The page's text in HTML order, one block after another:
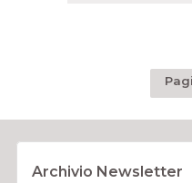
Archivio Newsletter